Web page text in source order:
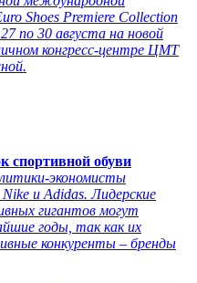
Shoes Premiere Collection
по 30 августа на новой
конгресс-центре ЦМТ
спортивной обуви
экономисты
и Adidas. Лидерские
гигантов могут
годы, так как их
конкуренты – бренды